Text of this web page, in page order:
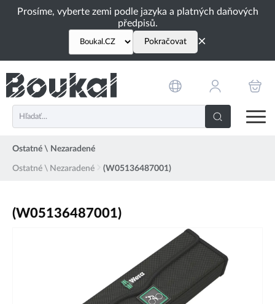
Prosíme, vyberte zemi podle jazyka a platných daňových
předpisů.
Pokračovat ×
Ostatné \ Nezaradené
Ostatné \ Nezaradené (W05136487001)
(W05136487001)